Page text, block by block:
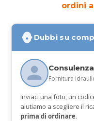
ordini
Dubbi su
Fornitura
Inviaci una foto, un
aiutiamo a scegliere il
prima di ordinare.